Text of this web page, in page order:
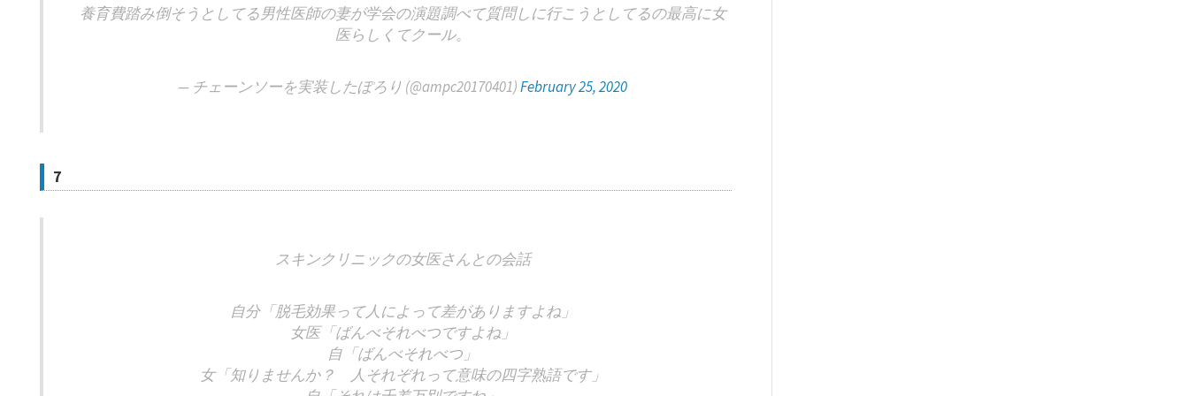
養育費踏み倒そうとしてる男性医師の妻が学会の演題調べて質問しに行こうとしてるの最高に女
医らしくてクール。
— チェーンソーを実装したぽろり (@ampc20170401)February 25, 2020
7
スキンクリニックの女医さんとの会話
自分「脱毛効果って人によって差がありますよね」
女医「ばんべそれべつですよね」
自「ばんべそれべつ」
女「知りませんか？ 人それぞれって意味の四字熟語です」